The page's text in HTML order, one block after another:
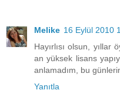
Melike 16 Eylül 2010
Hayırlısı olsun, yıllar
an yüksek lisans
anlamadım, bu
Yanıtla